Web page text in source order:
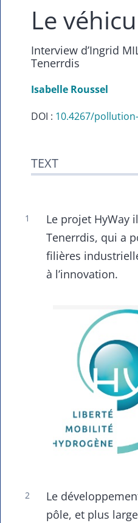
Le
Interview d’Ingrid
Tenerrdis
Isabelle Roussel
DOI : 10.4267/
Illustrations
References
TEXT
Le projet HyWay
Tenerrdis, qui a
filières
à l’innovation.
Le
pôle, et plus